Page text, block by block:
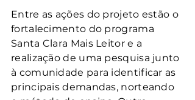
Entre as ações do projeto estão o
fortalecimento do programa
Santa Clara Mais Leitor e a
realização de uma pesquisa junto
à comunidade para identificar as
principais demandas, norteando